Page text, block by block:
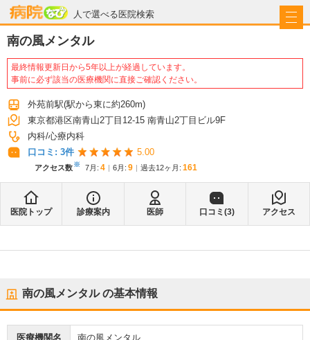
人で選べる医院検索
病院なび
南の風メンタル
最終情報更新日から5年以上が経過しています。
事前に必ず該当の医療機関に直接ご確認ください。
外苑前駅(駅から東に約260m)
東京都港区南青山2丁目12-15 南青山2丁目ビル9F
内科 心療内科
口コミ: 3件 5.00
アクセス数※ 7月 : 4 6月 : 9 過去12ヶ月: 161
医院トップ 診療案内 医師 口コミ(3) アクセス
南の風メンタルの基本情報
医療機関名 南の風メンタル